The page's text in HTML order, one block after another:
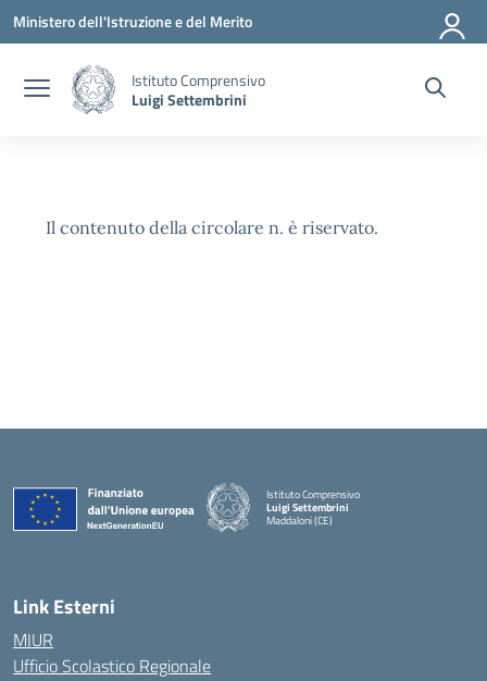
Vai ai contenuti
Vai al menu di navigazione
Vai al footer
Ministero dell'Istruzione e del Merito
Istituto Comprensivo
Luigi Settembrini
Il contenuto della circolare n. è riservato.
Istituto Comprensivo
Luigi Settembrini
Maddaloni (CE)
Link Esterni
MIUR
Ufficio Scolastico Regionale